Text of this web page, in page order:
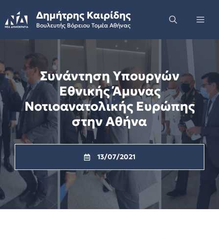
to
content
Δημήτρης Καιρίδης
Βουλευτής Βόρειου Τομέα Αθήνας
Συνάντηση Yπουργών
Εθνικής Άμυνας
Νοτιοανατολικής Ευρώπης
στην Αθήνα
13/07/2021